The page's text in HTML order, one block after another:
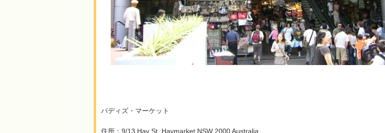
パディズ・マーケット
住所：9/13 Hay St, Haymarket NSW 2000 Australia